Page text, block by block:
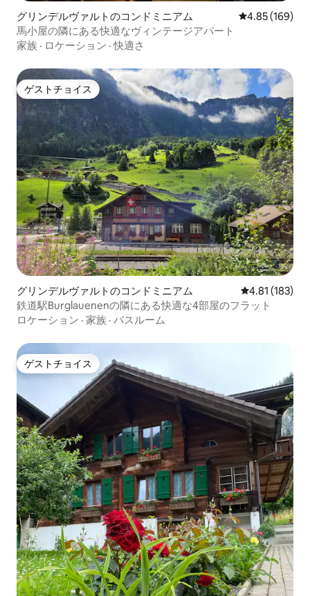
グリンデルヴァルトのコンドミニアム レビュー169
4.85 (169)
馬小屋の隣にある快適なヴィンテージアパート
家族 · ロケーション ·快適さ
ゲストチョイス
ゲストチョイス
グリンデルヴァルトのコンドミニアム レビュー183
4.81 (183)
鉄道駅Burglauenenの隣にある快適な4部屋のフラット
ロケーション · 家族 · バスルーム
ゲストチョイス
ゲストチョイス